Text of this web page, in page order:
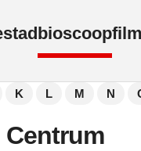
stadbioscoopfilm
K L M N